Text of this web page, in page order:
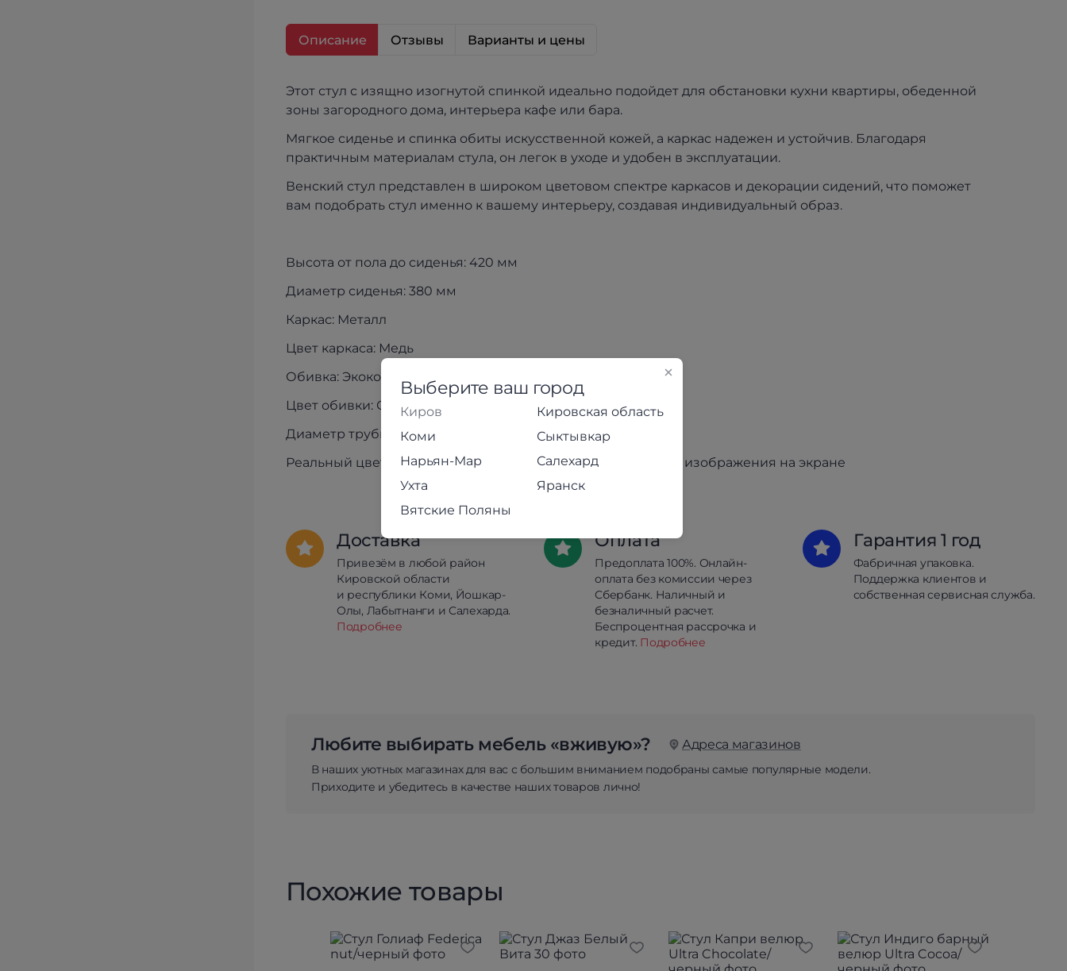
Описание Отзывы Варианты и цены
Этот стул с изящно изогнутой спинкой идеально подойдет для обстановки кухни квартиры, обеденной
зоны загородного дома, интерьера кафе или бара.
Мягкое сиденье и спинка обиты искусственной кожей, а каркас надежен и устойчив. Благодаря
практичным материалам стула, он легок в уходе и удобен в эксплуатации.
Венский стул представлен в широком цветовом спектре каркасов и декорации сидений, что поможет
вам подобрать стул именно к вашему интерьеру, создавая индивидуальный образ.
Высота от пола до сиденья: 420 мм
Диаметр сиденья: 380 мм
Каркас: Металл
Цвет каркаса: Медь
Обивка: Экокожа
Цвет обивки: Ольха
Диаметр трубы каркаса: 22 мм
Реальный цвет товара может незначительно отличаться от изображения на экране
Доставка
Привезём в любой район
Кировской области
и республики Коми, Йошкар-
Олы, Лабытнанги и Салехарда.
Подробнее
Оплата
Предоплата 100%. Онлайн-
оплата без комиссии через
Сбербанк. Наличный и
безналичный расчет.
Беспроцентная рассрочка и
кредит. Подробнее
Гарантия 1 год
Фабричная упаковка.
Поддержка клиентов и
собственная сервисная служба.
Любите выбирать мебель «вживую»? Адреса магазинов
В наших уютных магазинах для вас с большим вниманием подобраны самые популярные модели.
Приходите и убедитесь в качестве наших товаров лично!
Похожие товары
Выберите ваш город
Киров
Кировская область
Коми
Сыктывкар
Нарьян-Мар
Салехард
Ухта
Яранск
Вятские Поляны